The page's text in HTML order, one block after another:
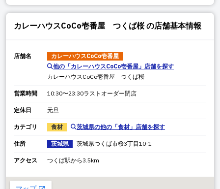
カレーハウスCoCo壱番屋 つくば桜の店舗基本情報
店舗名
カレーハウスCoCo壱番屋
他の「カレーハウスCoCo壱番屋 」店舗を探す
カレーハウスCoCo壱番屋 つくば桜
営業時間 10:30〜23:30ラストオーダー閉店
定休日 元旦
カテゴリ 食材 茨城県の他の「食材」店舗を探す
住所 茨城県 茨城県つくば市桜3丁目10-1
アクセス つくば駅から3.5km